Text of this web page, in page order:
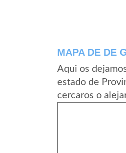
MAPA DE DE
Aqui os
estado de
cercaros o